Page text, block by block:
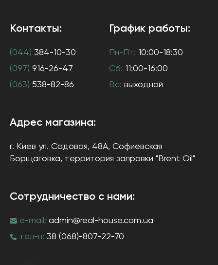
Контакты:
(044) 384-10-30
(097) 916-26-47
(063) 538-82-86
График работы:
Пн-Пт: 10:00-18:30
Сб: 11:00-16:00
Вс: выходной
Адрес магазина:
г. Киев ул. Садовая, 48А, Софиевская
Борщаговка, территория заправки "Brent Oil"
Сотрудничество с нами:
e-mail: admin@real-house.com.ua
тел-н: 38 (068)-807-22-70